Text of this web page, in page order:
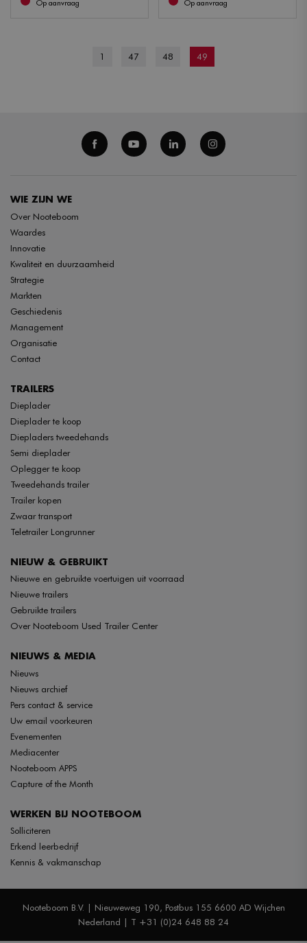
Op aanvraag Op aanvraag
1 47 48 49
WIE ZIJN WE
Over Nooteboom
Waardes
Innovatie
Kwaliteit en duurzaamheid
Strategie
Markten
Geschiedenis
Management
Organisatie
Contact
TRAILERS
Dieplader
Dieplader te koop
Diepladers tweedehands
Semi dieplader
Oplegger te koop
Tweedehands trailer
Trailer kopen
Zwaar transport
Teletrailer Longrunner
NIEUW & GEBRUIKT
Nieuwe en gebruikte voertuigen uit voorraad
Nieuwe trailers
Gebruikte trailers
Over Nooteboom Used Trailer Center
NIEUWS & MEDIA
Nieuws
Nieuws archief
Pers contact & service
Uw email voorkeuren
Evenementen
Mediacenter
Nooteboom APPS
Capture of the Month
WERKEN BIJ NOOTEBOOM
Solliciteren
Erkend leerbedrijf
Kennis & vakmanschap
Nooteboom B.V. | Nieuweweg 190, Postbus 155 6600 AD Wijchen
Nederland | T +31 (0)24 648 88 24